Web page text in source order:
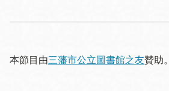
本節目由三藩市公立圖書館之友贊助。